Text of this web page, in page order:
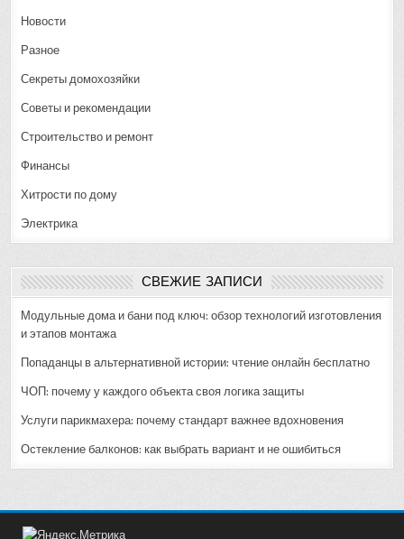
Новости
Разное
Секреты домохозяйки
Советы и рекомендации
Строительство и ремонт
Финансы
Хитрости по дому
Электрика
СВЕЖИЕ ЗАПИСИ
Модульные дома и бани под ключ: обзор технологий изготовления
и этапов монтажа
Попаданцы в альтернативной истории: чтение онлайн бесплатно
ЧОП: почему у каждого объекта своя логика защиты
Услуги парикмахера: почему стандарт важнее вдохновения
Остекление балконов: как выбрать вариант и не ошибиться